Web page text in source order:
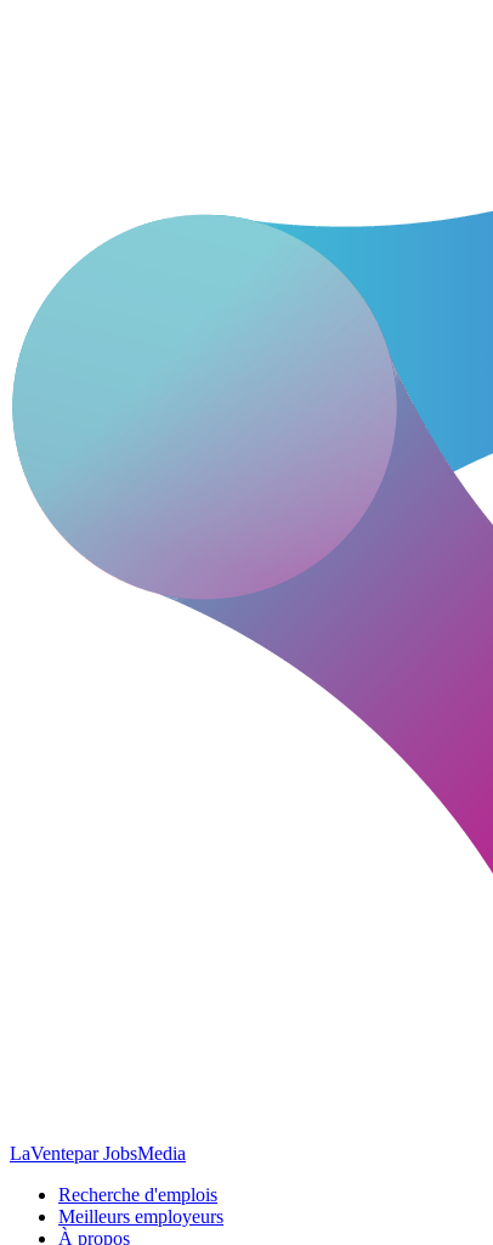
LaVentepar JobsMedia
Recherche d'emplois
Meilleurs employeurs
À propos